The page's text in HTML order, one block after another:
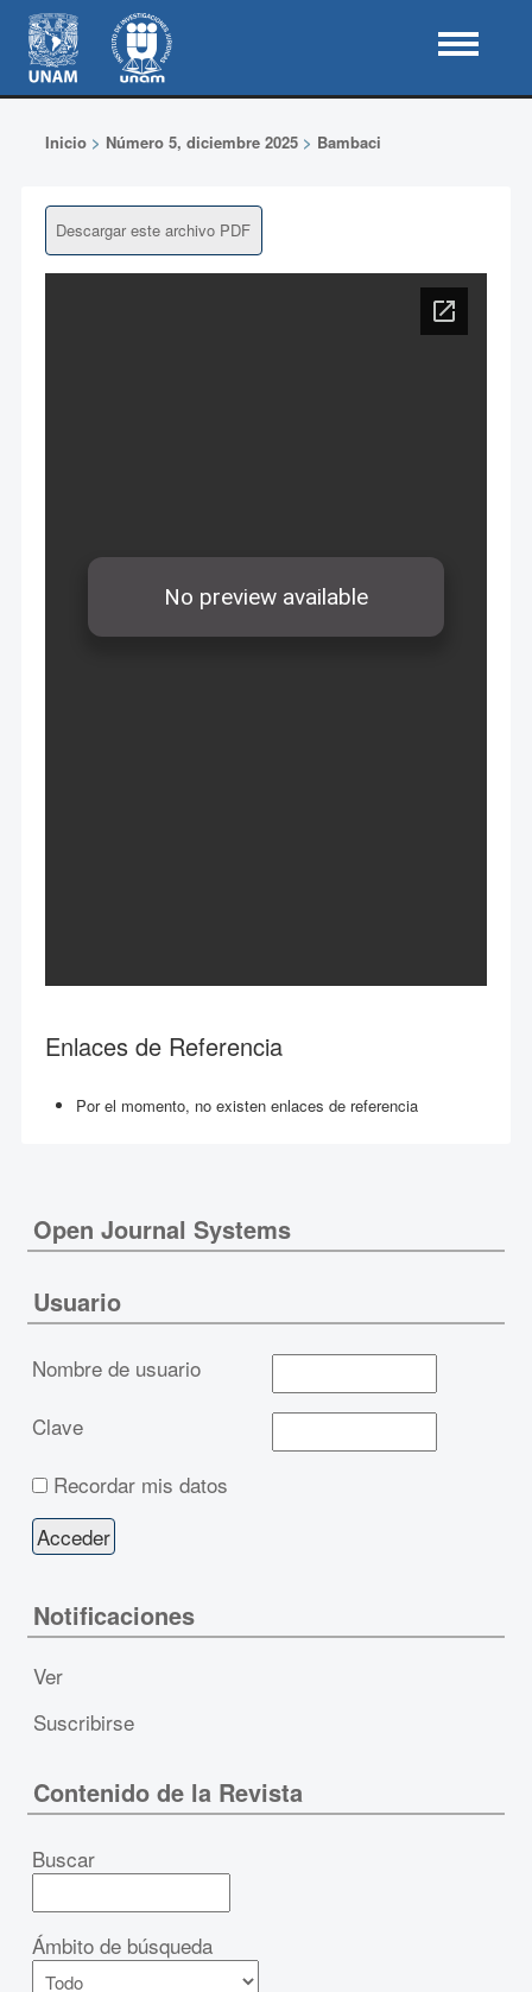
Inicio> Número 5, diciembre 2025> Bambaci
Descargar este archivo PDF
Enlaces de Referencia
Por el momento, no existen enlaces de referencia
Open Journal Systems
Usuario
Nombre de usuario
Clave
Recordar mis datos
Notificaciones
Ver
Suscribirse
Contenido de la Revista
Buscar
Ámbito de búsqueda